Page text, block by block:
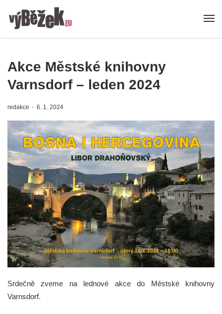
Akce Městské knihovny
Varnsdorf – leden 2024
redakce 6. 1. 2024
Srdečně zveme na lednové akce do Městské knihovny
Varnsdorf.